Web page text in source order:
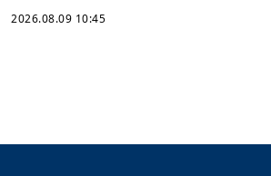
2026.08.09 10:45